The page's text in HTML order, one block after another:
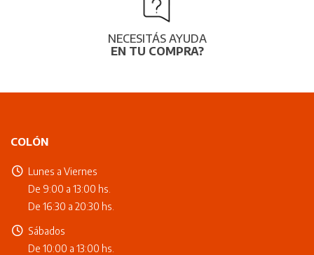
NECESITÁS AYUDA
EN TU COMPRA?
COLÓN
Lunes a Viernes
De 9:00 a 13:00 hs.
De 16:30 a 20:30 hs.
Sábados
De 10:00 a 13:00 hs.